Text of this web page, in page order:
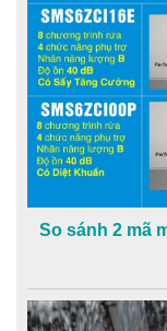
So sánh 2 mã